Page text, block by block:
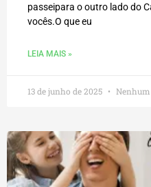
passeipara o outro lado do
vocês.O que eu
LEIA MAIS »
13 de junho de 2025